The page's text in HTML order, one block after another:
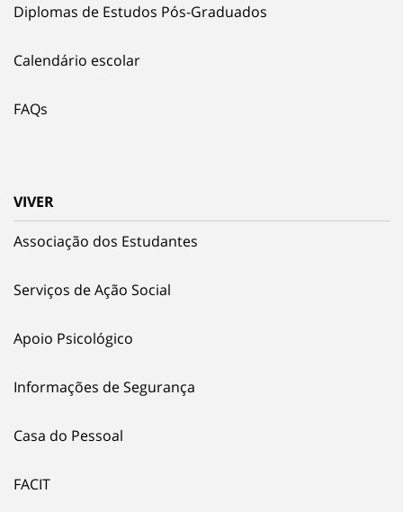
Diplomas de Estudos Pós-Graduados
Calendário escolar
FAQs
VIVER
Associação dos Estudantes
Serviços de Ação Social
Apoio Psicológico
Informações de Segurança
Casa do Pessoal
FACIT